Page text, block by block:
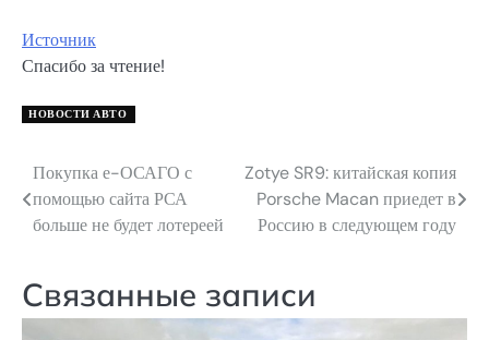
Источник
Спасибо за чтение!
НОВОСТИ АВТО
Навигация
по
Покупка е-ОСАГО с
помощью сайта РСА
больше не будет лотереей
Zotye SR9: китайская копия
Porsche Macan приедет в
Россию в следующем году
Связанные записи